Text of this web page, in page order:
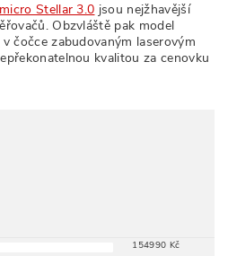
Stellar 3.0 jsou nejžhavější
Obzvláště pak model
v čočce zabudovaným laserovým
kvalitou za cenovku
154990 Kč